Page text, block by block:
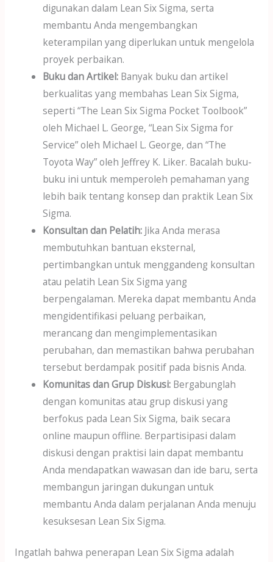
digunakan dalam Lean Six Sigma, serta
membantu Anda mengembangkan
keterampilan yang diperlukan untuk mengelola
proyek perbaikan.
Buku dan Artikel: Banyak buku dan artikel
berkualitas yang membahas Lean Six Sigma,
seperti “The Lean Six Sigma Pocket Toolbook”
oleh Michael L. George, “Lean Six Sigma for
Service” oleh Michael L. George, dan “The
Toyota Way” oleh Jeffrey K. Liker. Bacalah buku-
buku ini untuk memperoleh pemahaman yang
lebih baik tentang konsep dan praktik Lean Six
Sigma.
Konsultan dan Pelatih: Jika Anda merasa
membutuhkan bantuan eksternal,
pertimbangkan untuk menggandeng konsultan
atau pelatih Lean Six Sigma yang
berpengalaman. Mereka dapat membantu Anda
mengidentifikasi peluang perbaikan,
merancang dan mengimplementasikan
perubahan, dan memastikan bahwa perubahan
tersebut berdampak positif pada bisnis Anda.
Komunitas dan Grup Diskusi: Bergabunglah
dengan komunitas atau grup diskusi yang
berfokus pada Lean Six Sigma, baik secara
online maupun offline. Berpartisipasi dalam
diskusi dengan praktisi lain dapat membantu
Anda mendapatkan wawasan dan ide baru, serta
membangun jaringan dukungan untuk
membantu Anda dalam perjalanan Anda menuju
kesuksesan Lean Six Sigma.
Ingatlah bahwa penerapan Lean Six Sigma adalah